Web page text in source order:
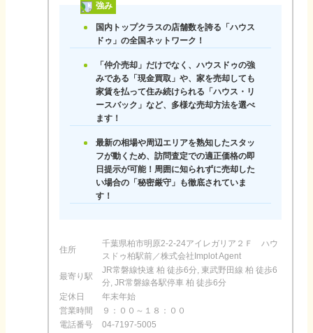
強み
国内トップクラスの店舗数を誇る「ハウス
ドゥ」の全国ネットワーク！
「仲介売却」だけでなく、ハウスドゥの強
みである「現金買取」や、家を売却しても
家賃を払って住み続けられる「ハウス・リ
ースバック」など、多様な売却方法を選べ
ます！
最新の相場や周辺エリアを熟知したスタッ
フが動くため、訪問査定での適正価格の即
日提示が可能！周囲に知られずに売却した
い場合の「秘密厳守」も徹底されていま
す！
住所
千葉県柏市明原2-2-24アイレガリア２Ｆ ハウ
スドゥ柏駅前／株式会社Implot Agent
最寄り駅
JR常磐線快速 柏 徒歩6分, 東武野田線 柏 徒歩6
分, JR常磐線各駅停車 柏 徒歩6分
定休日
年末年始
営業時間
９：００～１８：００
電話番号
04-7197-5005